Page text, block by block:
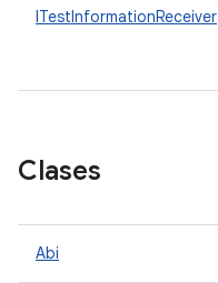
ITestInformationReceiver
Clases
Abi